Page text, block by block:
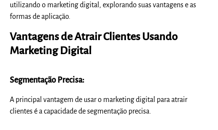
utilizando o marketing digital, explorando suas vantagens e as
formas de aplicação.
Vantagens de Atrair Clientes Usando
Marketing Digital
Segmentação Precisa:
A principal vantagem de usar o marketing digital para atrair
clientes é a capacidade de segmentação precisa.